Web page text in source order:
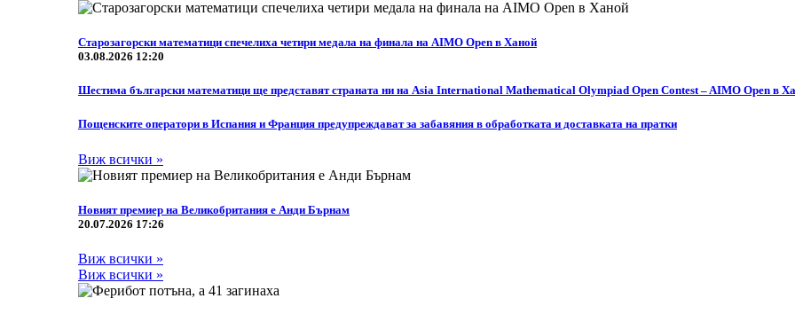
Старозагорски математици спечелиха четири медала на финала на AIMO Open в Ханой
03.08.2026 12:20
Шестима български математици ще представят страната ни на Asia International Mathematical Olympiad Open Contest – AIMO Open в
Пощенските оператори в Испания и Франция предупреждават за забавяния в обработката и доставката на пратки
Виж всички »
Новият премиер на Великобритания е Анди Бърнам
20.07.2026 17:26
Виж всички »
Виж всички »